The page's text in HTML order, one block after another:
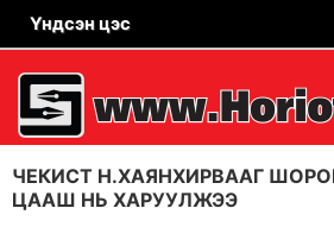
Үндсэн цэс
ЧЕКИСТ Н.ХАЯНХИРВААГ
ЦААШ НЬ ХАРУУЛЖЭЭ